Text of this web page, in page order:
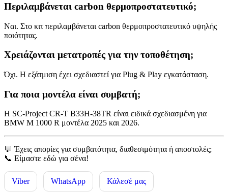
Περιλαμβάνεται carbon θερμοπροστατευτικό;
Ναι. Στο κιτ περιλαμβάνεται carbon θερμοπροστατευτικό υψηλής
ποιότητας.
Χρειάζονται μετατροπές για την τοποθέτηση;
Όχι. Η εξάτμιση έχει σχεδιαστεί για Plug & Play εγκατάσταση.
Για ποια μοντέλα είναι συμβατή;
Η SC-Project CR-T B33H-38TR είναι ειδικά σχεδιασμένη για
BMW M 1000 R μοντέλα 2025 και 2026.
💬 Έχεις απορίες για συμβατότητα, διαθεσιμότητα ή αποστολές;
📞 Είμαστε εδώ για σένα!
Viber WhatsApp Κάλεσέ μας